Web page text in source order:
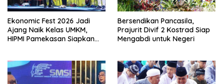
Ekonomic Fest 2026 Jadi
Ajang Naik Kelas UMKM,
HIPMI Pamekasan Siapkan
Bersendikan Pancasila,
Prajurit Divif 2 Kostrad Siap
Mengabdi untuk Negeri